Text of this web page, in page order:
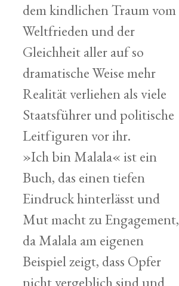
dem kindlichen Traum vom
Weltfrieden und der
Gleichheit aller auf so
dramatische Weise mehr
Realität verliehen als viele
Staatsführer und politische
Leitfiguren vor ihr.
»Ich bin Malala« ist ein
Buch, das einen tiefen
Eindruck hinterlässt und
Mut macht zu Engagement,
da Malala am eigenen
Beispiel zeigt, dass Opfer